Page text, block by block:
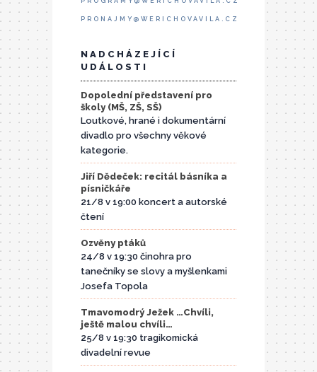
PRONAJMY@WERICHOVAVILA.CZ
NADCHÁZEJÍCÍ
UDÁLOSTI
Dopolední představení pro
školy (MŠ, ZŠ, SŠ)
Loutkové, hrané i dokumentární
divadlo pro všechny věkové
kategorie.
Jiří Dědeček: recitál básníka a
písničkáře
21/8 v 19:00 koncert a autorské
čtení
Ozvěny ptáků
24/8 v 19:30 činohra pro
tanečníky se slovy a myšlenkami
Josefa Topola
Tmavomodrý Ježek …Chvíli,
ještě malou chvíli…
25/8 v 19:30 tragikomická
divadelní revue